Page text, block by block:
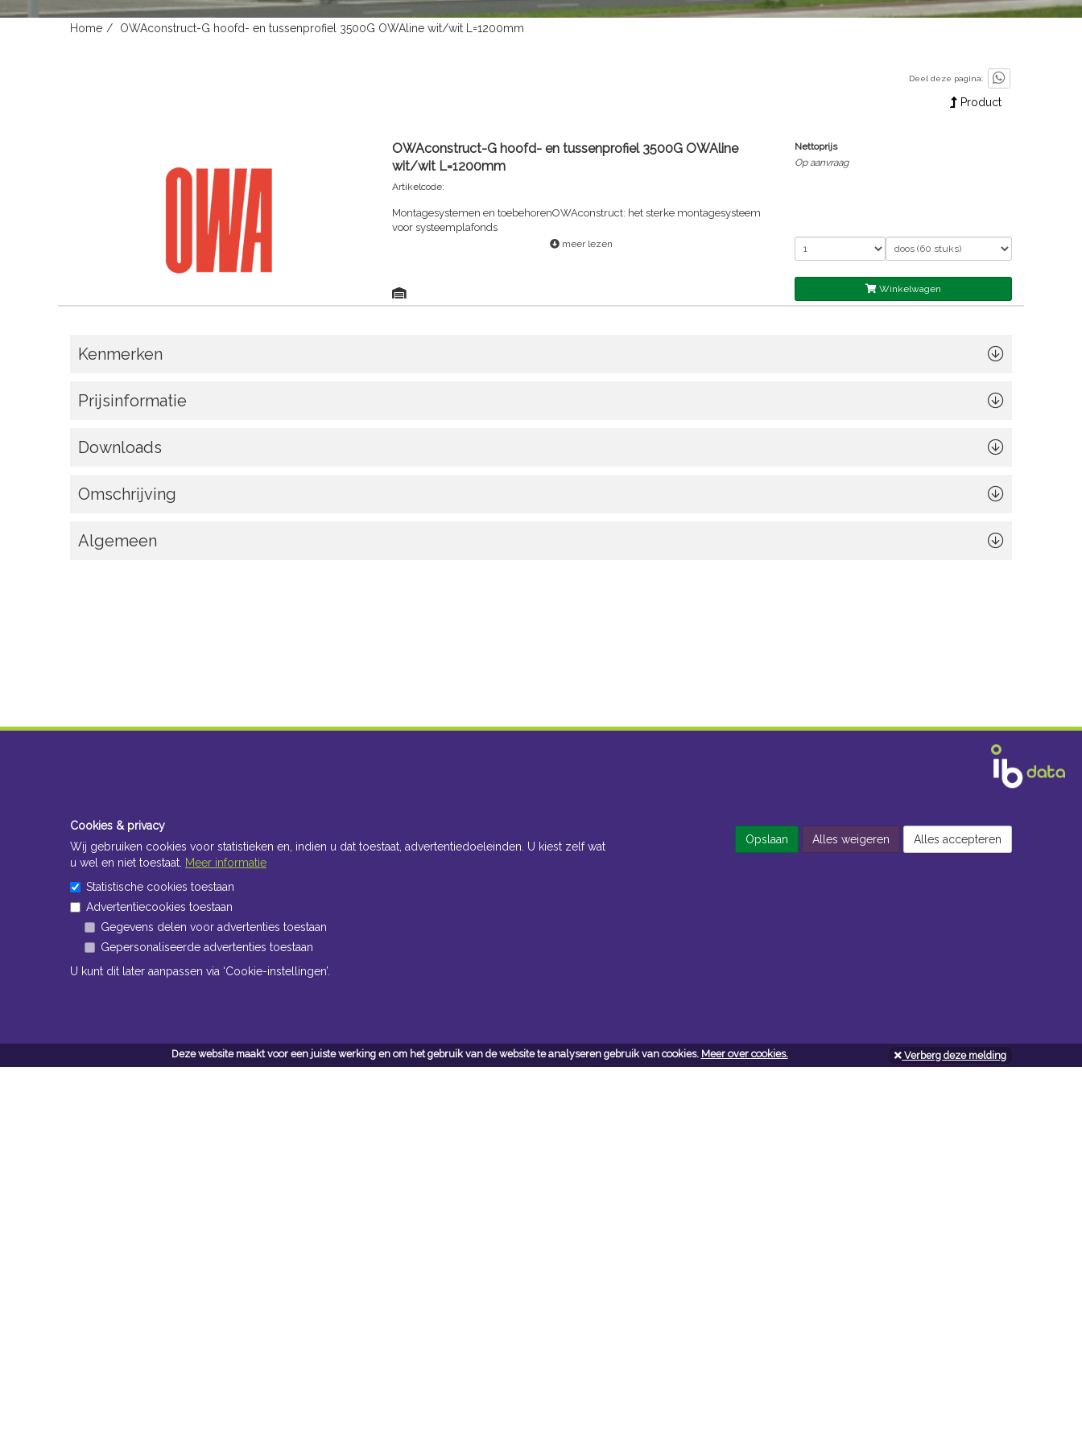
Deze website maakt voor een juiste werking en om het gebruik van de website te analyseren gebruik van cookies. Meer over cookies. Verberg deze melding
Home OWAconstruct-G hoofd- en tussenprofiel 3500G OWAline wit/wit L=1200mm
Deel deze pagina:
Product
OWAconstruct-G hoofd- en tussenprofiel 3500G OWAline
wit/wit L=1200mm
Artikelcode:
Montagesystemen en toebehorenOWAconstruct: het sterke montagesysteem
voor systeemplafonds
meer lezen
Nettoprijs
Op aanvraag
Winkelwagen
Kenmerken
Prijsinformatie
Downloads
Omschrijving
Algemeen
Cookies & privacy
Wij gebruiken cookies voor statistieken en, indien u dat toestaat, advertentiedoeleinden. U kiest zelf wat
u wel en niet toestaat. Meer informatie
Statistische cookies toestaan
Advertentiecookies toestaan
Gegevens delen voor advertenties toestaan
Gepersonaliseerde advertenties toestaan
U kunt dit later aanpassen via ‘Cookie-instellingen’.
Opslaan Alles weigeren Alles accepteren